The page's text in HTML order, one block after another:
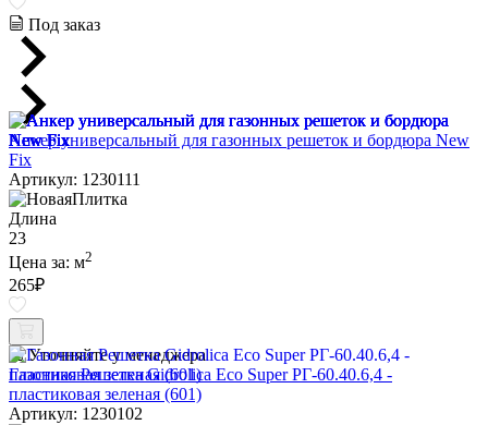
Под заказ
Анкер универсальный для газонных решеток и бордюра New
Fix
Артикул: 1230111
Длина
23
Цена за: м2
265₽
Уточняйте у менеджера
Газонная Решетка Gidrolica Eco Super РГ-60.40.6,4 -
пластиковая зеленая (601)
Артикул: 1230102